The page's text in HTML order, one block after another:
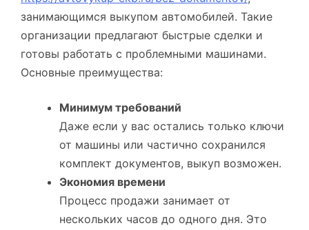
занимающимся выкупом автомобилей. Такие
организации предлагают быстрые сделки и
готовы работать с проблемными машинами.
Основные преимущества:
Минимум требований
Даже если у вас остались только ключи
от машины или частично сохранился
комплект документов, выкуп возможен.
Экономия времени
Процесс продажи занимает от
нескольких часов до одного дня. Это